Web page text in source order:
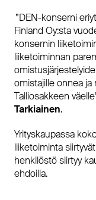
”DEN-konserni
Finland Oy:sta
konsernin
liiketoiminnan
omistajille onnea ja
Talliosakkeen
Tarkiainen.
Yrityskaupassa
liiketoiminta
henkilöstö siirtyy
ehdoilla.